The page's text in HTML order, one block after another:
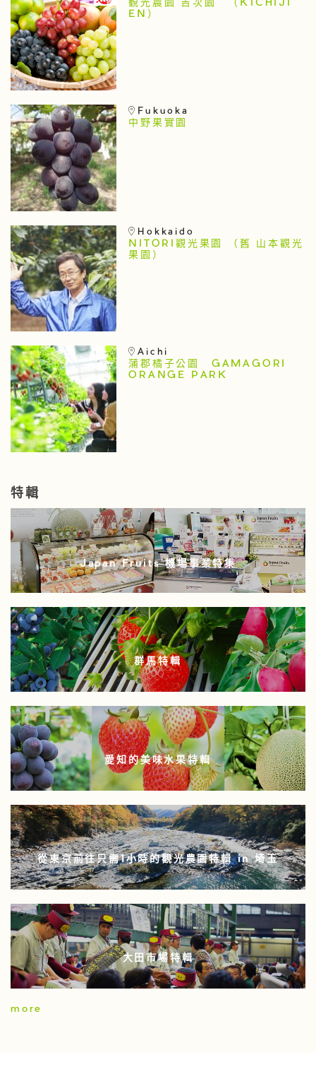
観光農園 吉次園 （KICHIJI
EN）
Fukuoka
中野果實園
Hokkaido
NITORI觀光果園 （舊 山本觀光
果園）
Aichi
蒲郡橘子公園 GAMAGORI
ORANGE PARK
特輯
Japan Fruits 機場事業特集
群馬特輯
愛知的美味水果特輯
從東京前往只需1小時的觀光農園特輯 in 埼玉
大田市場特輯
more